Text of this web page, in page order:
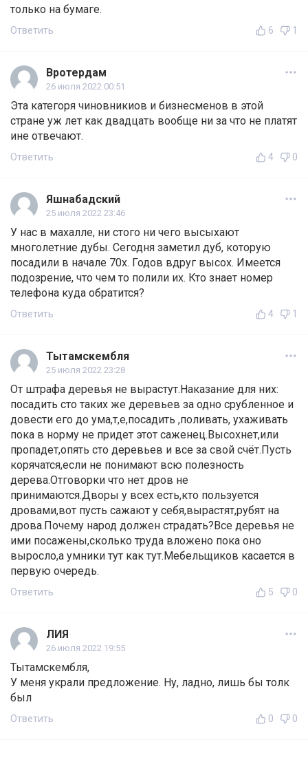
только на бумаге.
Ответить 6 1
Вротердам
26 июля 2022 00:51
Эта категоря чиновникиов и бизнесменов в этой
стране уж лет как двадцать вообще ни за что не платят
ине отвечают.
Ответить 4 0
Яшнабадский
25 июля 2022 23:46
У нас в махалле, ни стого ни чего высыхают
многолетние дубы. Сегодня заметил дуб, которую
посадили в начале 70х. Годов вдруг высох. Имеется
подозрение, что чем то полили их. Кто знает номер
телефона куда обратится?
Ответить 4 1
Тытамскембля
25 июля 2022 23:28
От штрафа деревья не вырастут.Наказание для них:
посадить сто таких же деревьев за одно срубленное и
довести его до ума,т,е,посадить ,поливать, ухаживать
пока в норму не придет этот саженец.Высохнет,или
пропадет,опять сто деревьев и все за свой счёт.Пусть
корячатся,если не понимают всю полезность
дерева.Отговорки что нет дров не
принимаются.Дворы у всех есть,кто пользуется
дровами,вот пусть сажают у себя,вырастят,рубят на
дрова.Почему народ должен страдать?Все деревья не
ими посажены,сколько труда вложено пока оно
выросло,а умники тут как тут.Мебельщиков касается в
первую очередь.
Ответить 5 0
ЛИЯ
26 июля 2022 19:55
Тытамскембля,
У меня украли предложение. Ну, ладно, лишь бы толк
был
Ответить 0 0